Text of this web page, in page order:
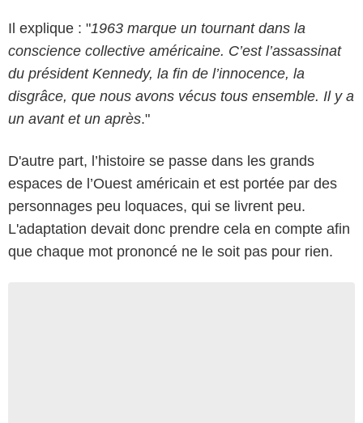
Il explique : "1963 marque un tournant dans la
conscience collective américaine. C’est l’assassinat
du président Kennedy, la fin de l’innocence, la
disgrâce, que nous avons vécus tous ensemble. Il y a
un avant et un après."
D'autre part, l’histoire se passe dans les grands
espaces de l’Ouest américain et est portée par des
personnages peu loquaces, qui se livrent peu.
L'adaptation devait donc prendre cela en compte afin
que chaque mot prononcé ne le soit pas pour rien.